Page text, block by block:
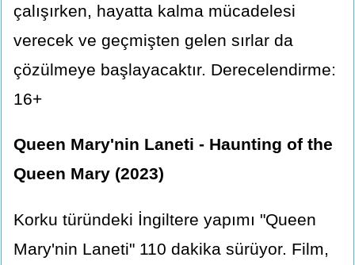
çalışırken, hayatta kalma mücadelesi
verecek ve geçmişten gelen sırlar da
çözülmeye başlayacaktır. Derecelendirme:
16+
Queen Mary'nin Laneti - Haunting of the
Queen Mary (2023)
Korku türündeki İngiltere yapımı "Queen
Mary'nin Laneti" 110 dakika sürüyor. Film,